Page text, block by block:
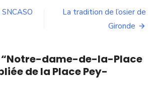
La tradition de l’osier de
Gironde
Notre-dame-de-la-Place
de la Place Pey-